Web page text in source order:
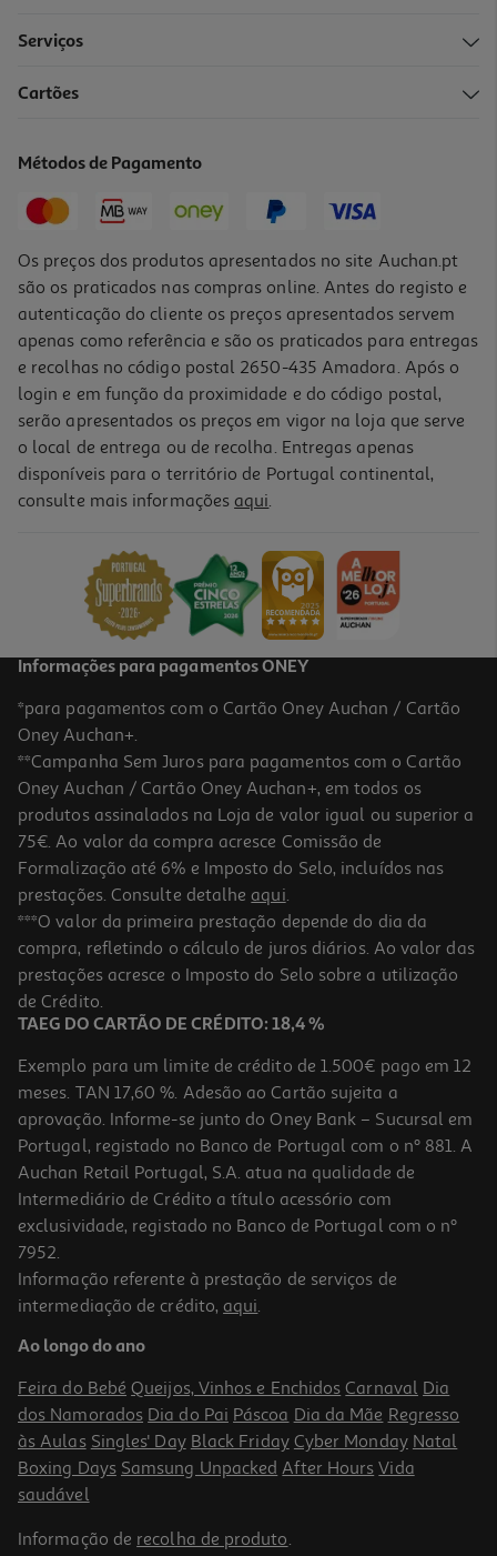
Serviços
Cartões
Métodos de Pagamento
Os preços dos produtos apresentados no site Auchan.pt
são os praticados nas compras online. Antes do registo e
autenticação do cliente os preços apresentados servem
apenas como referência e são os praticados para entregas
e recolhas no código postal 2650-435 Amadora. Após o
login e em função da proximidade e do código postal,
serão apresentados os preços em vigor na loja que serve
o local de entrega ou de recolha. Entregas apenas
disponíveis para o território de Portugal continental,
consulte mais informações aqui.
Informações para pagamentos ONEY
*para pagamentos com o Cartão Oney Auchan / Cartão
Oney Auchan+.
**Campanha Sem Juros para pagamentos com o Cartão
Oney Auchan / Cartão Oney Auchan+, em todos os
produtos assinalados na Loja de valor igual ou superior a
75€. Ao valor da compra acresce Comissão de
Formalização até 6% e Imposto do Selo, incluídos nas
prestações. Consulte detalhe aqui.
***O valor da primeira prestação depende do dia da
compra, refletindo o cálculo de juros diários. Ao valor das
prestações acresce o Imposto do Selo sobre a utilização
de Crédito.
TAEG DO CARTÃO DE CRÉDITO: 18,4 %
Exemplo para um limite de crédito de 1.500€ pago em 12
meses. TAN 17,60 %. Adesão ao Cartão sujeita a
aprovação. Informe-se junto do Oney Bank – Sucursal em
Portugal, registado no Banco de Portugal com o nº 881. A
Auchan Retail Portugal, S.A. atua na qualidade de
Intermediário de Crédito a título acessório com
exclusividade, registado no Banco de Portugal com o nº
7952.
Informação referente à prestação de serviços de
intermediação de crédito, aqui.
Ao longo do ano
Feira do Bebé Queijos, Vinhos e Enchidos Carnaval Dia
dos Namorados Dia do Pai Páscoa Dia da Mãe Regresso
às Aulas Singles' Day Black Friday Cyber Monday Natal
Boxing Days Samsung Unpacked After Hours Vida
saudável
Informação de recolha de produto.